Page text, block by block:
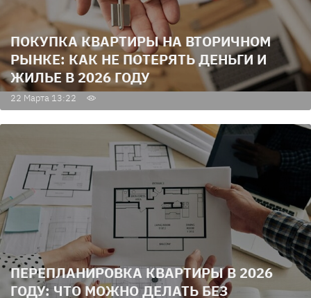
ПОКУПКА КВАРТИРЫ НА ВТОРИЧНОМ
РЫНКЕ: КАК НЕ ПОТЕРЯТЬ ДЕНЬГИ И
ЖИЛЬЕ В 2026 ГОДУ
22 Марта 13:22
ПЕРЕПЛАНИРОВКА КВАРТИРЫ В 2026
ГОДУ: ЧТО МОЖНО ДЕЛАТЬ БЕЗ